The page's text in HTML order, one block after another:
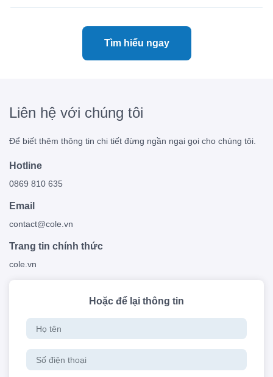
Tìm hiểu ngay
Liên hệ với chúng tôi
Để biết thêm thông tin chi tiết đừng ngần ngại gọi cho chúng tôi.
Hotline
0869 810 635
Email
contact@cole.vn
Trang tin chính thức
cole.vn
Hoặc để lại thông tin